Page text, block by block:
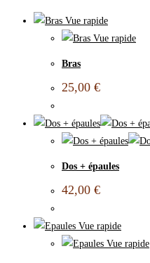
Vue rapide
Vue rapide
Bras
25,00 €
Dos + épaules
42,00 €
Vue rapide
Vue rapide